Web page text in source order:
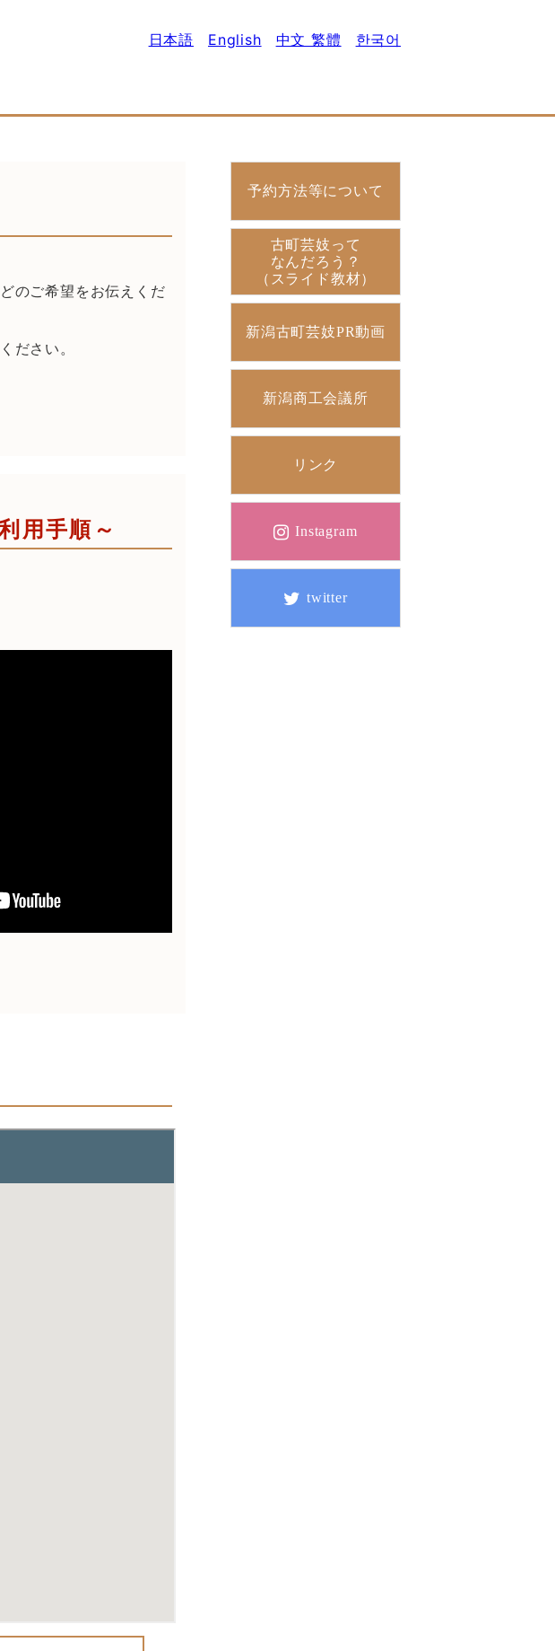
日本語 English 中文 繁體 한국어
予約方法等について
古町芸妓って
なんだろう？
（スライド教材）
新潟古町芸妓PR動画
新潟商工会議所
リンク
Instagram
twitter
のご希望をお伝えくだ
ださい。
用手順～